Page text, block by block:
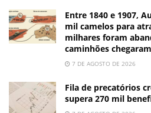
Entre 1840 e 1907,
mil camelos para
milhares foram
caminhões chegaram
7 DE AGOSTO DE 2026
Fila de precatórios
supera 270 mil